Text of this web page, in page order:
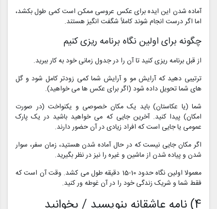
آماده شدن این ایده برای عکس‌ عروسی ممکن است کمی طول بکشد،
اما اگر درست انجام شوند کاملاً شگفت انگیز هستند.
چگونه برای اولین نگاه برنامه ریزی کنیم
از قبل برنامه ریزی کنید تا آن را در جدول زمانی خود به کار ببرید.
ترتیبی دهید که آرایش مو و آرایش شما کمی زودتر کامل شود و گل
های شما تحویل داده شود (اگر برای عکس ها می خواهید).
شما (یا عکاستان) باید یک مکان خصوصی و یکنواخت (در صورت
امکان) پیدا کنید. آخرین جایی که می خواهید باشید در یک پارک
عمومی یا جایی است که افراد زیادی در آن حضور دارند.
اگر مکان جایی نیست که در حال آماده شدن هستید، زمان سفر، سوار
شدن و پیاده شدن از ماشین و غیره را نیز در نظر بگیرید.
معمولا اولین نگاه حدود 10-15 دقیقه طول می کشد. وقت آن است که
فقط شما و شریک زندگی خود را در آن غوطه ور کنید.
4) نامه عاشقانه بنویسید / بخوانید